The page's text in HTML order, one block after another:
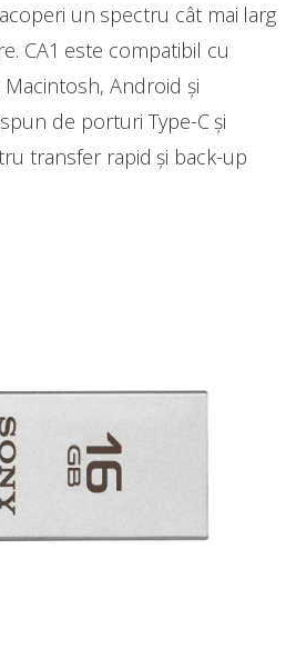
un spectru cât mai larg
CA1 este compatibil cu
Android și
de porturi Type-C și
transfer rapid și back-up